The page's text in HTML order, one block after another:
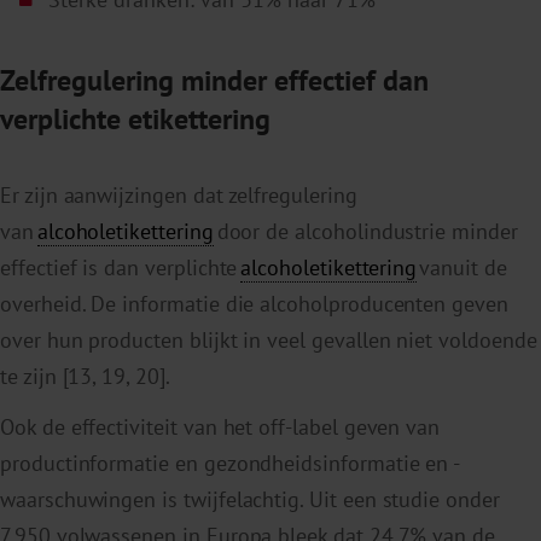
Zelfregulering minder effectief dan
verplichte etikettering
Er zijn aanwijzingen dat zelfregulering
van alcoholetikettering door de alcoholindustrie minder
effectief is dan verplichte alcoholetiketteringvanuit de
overheid. De informatie die alcoholproducenten geven
over hun producten blijkt in veel gevallen niet voldoende
te zijn [13, 19, 20].
Ook de effectiviteit van het off-label geven van
productinformatie en gezondheidsinformatie en -
waarschuwingen is twijfelachtig. Uit een studie onder